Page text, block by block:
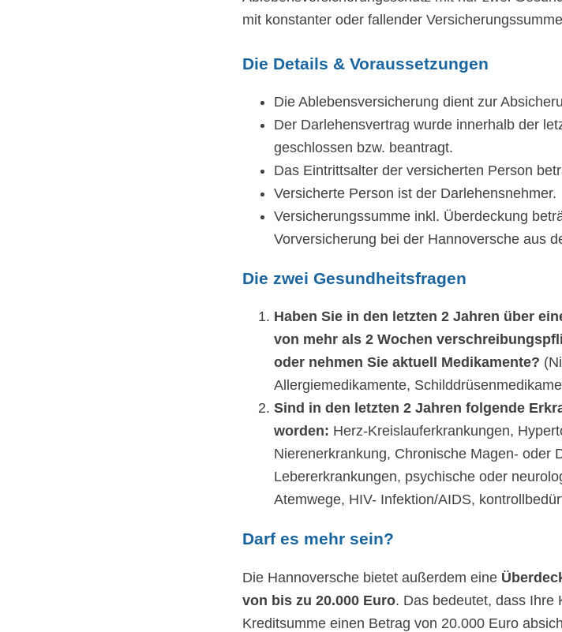
mit konstanter oder fallender
Die Details & Voraussetzungen
Die Ablebensversicherung dient zur
Der Darlehensvertrag wurde innerhalb der
geschlossen bzw. beantragt.
Das Eintrittsalter der versicherten Person
Versicherte Person ist der Darlehensnehmer.
Versicherungssumme inkl. Überdeckung
Vorversicherung bei der Hannoversche aus
Die zwei Gesundheitsfragen
Haben Sie in den letzten 2 Jahren über
von mehr als 2 Wochen
oder nehmen Sie aktuell Medikamente?
Allergiemedikamente,
Sind in den letzten 2 Jahren folgende
worden: Herz-Kreislauferkrankungen,
Nierenerkrankung, Chronische Magen- oder
Lebererkrankungen, psychische oder
Atemwege, HIV- Infektion/AIDS,
Darf es mehr sein?
Die Hannoversche bietet außerdem eine
von bis zu 20.000 Euro. Das bedeutet, dass Ihre
Kreditsumme einen Betrag von 20.000 Euro